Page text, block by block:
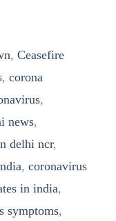
, Ceasefire
, corona
,
news,
delhi ncr,
, coronavirus
in india,
symptoms,